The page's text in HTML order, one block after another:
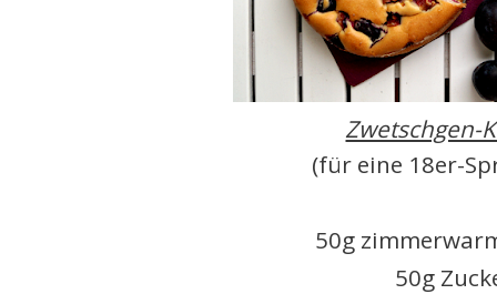
Zwetschgen-
(für eine 18er-
50g
50g